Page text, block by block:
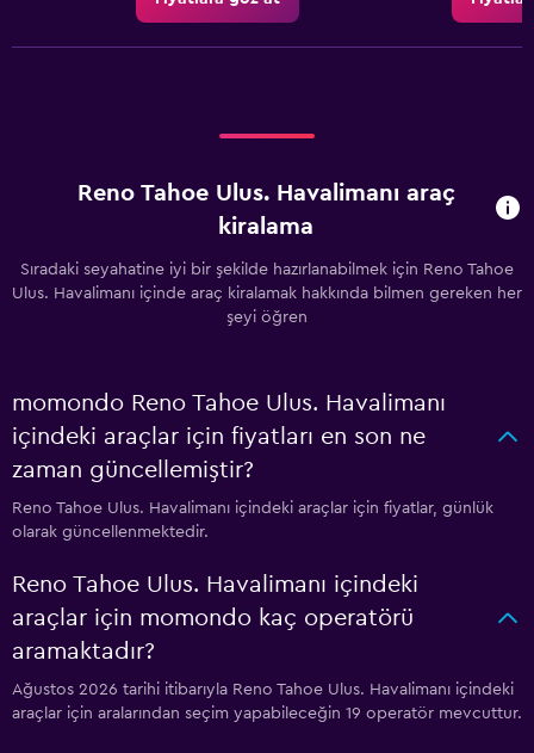
Reno Tahoe Ulus. Havalimanı araç
kiralama
Sıradaki seyahatine iyi bir şekilde hazırlanabilmek için Reno Tahoe
Ulus. Havalimanı içinde araç kiralamak hakkında bilmen gereken her
şeyi öğren
momondo Reno Tahoe Ulus. Havalimanı
içindeki araçlar için fiyatları en son ne
zaman güncellemiştir?
Reno Tahoe Ulus. Havalimanı içindeki araçlar için fiyatlar, günlük
olarak güncellenmektedir.
Reno Tahoe Ulus. Havalimanı içindeki
araçlar için momondo kaç operatörü
aramaktadır?
Ağustos 2026 tarihi itibarıyla Reno Tahoe Ulus. Havalimanı içindeki
araçlar için aralarından seçim yapabileceğin 19 operatör mevcuttur.